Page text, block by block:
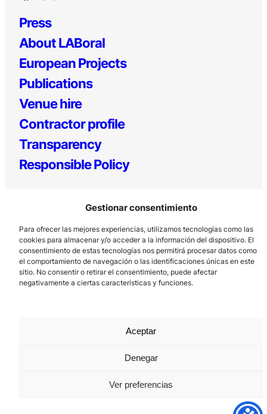
Gestionar consentimiento
Para ofrecer las mejores experiencias, utilizamos tecnologías como las
cookies para almacenar y/o acceder a la información del dispositivo. El
consentimiento de estas tecnologías nos permitirá procesar datos como
el comportamiento de navegación o las identificaciones únicas en este
sitio. No consentir o retirar el consentimiento, puede afectar
negativamente a ciertas características y funciones.
Aceptar
Denegar
Ver preferencias
Press
About LABoral
European Projects
Publications
Venue hire
Contractor profile
Transparency
Responsible Policy
Los Prados, 121 – 33203 Gijón
985 185 577 – info@laboralcentrodearte.org